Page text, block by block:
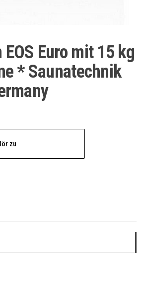
Euro mit 15 kg
* Saunatechnik
zu